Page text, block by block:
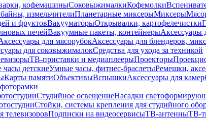
кофемашиныСоковыжималкиКофемолки
измельчителиПланетарные миксерыМиксеры
и фруктовВакууматорыОткрывалки, картофелечистки
печейВакуумные пакеты, контейнерыАксессуары
для мясорубокАксессуары для блендеров,
для соковыжималокСредства для ухода за техникой
ТВ-приставки и медиаплеерыПроекторы
детскиеУмные часы, фитнес-браслетыРемешки,
Карты памятиОбъективыВспышкиАксессуары для камер
Студийное освещениеНасадки
Стойки, системы крепления для студийного
телевизоровПодписки на видеосервисыТВ-антенныТВ-